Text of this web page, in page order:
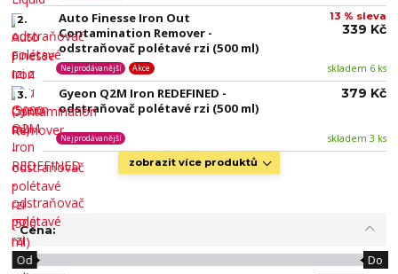
2.
Auto Finesse Iron Out
Contamination Remover -
odstraňovač polétavé rzi (500 ml)
skladem 6 ks
Nejprodávanější Akce
13 % sleva
339 Kč
3.
Gyeon Q2M Iron REDEFINED -
odstraňovač polétavé rzi (500 ml)
skladem 3 ks
Nejprodávanější
379 Kč
zobrazit více produktů
Cena:
Od Do